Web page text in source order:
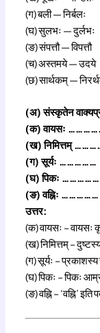
(ग) बली — निर्बलः
(घ) सुलभः — दुर्लभः
(ङ) संपत्तौ — विपत्तौ
(च) अस्तमये — उदये
(छ) सार्थकम् —
(अ) संस्कृतेन
(क) वायसः
(ख) निमित्तम्
(ग) सूर्यः ……………
(घ) पिकः ……………
(ङ) वह्निः ……………
उत्तर:
(क) वायसः – वायसः
(ख) निमित्तम् –
(ग) सूर्यः – प्रकाशस्य
(घ) पिकः – पिकः
(ङ) वह्नि – ‘वह्नि’